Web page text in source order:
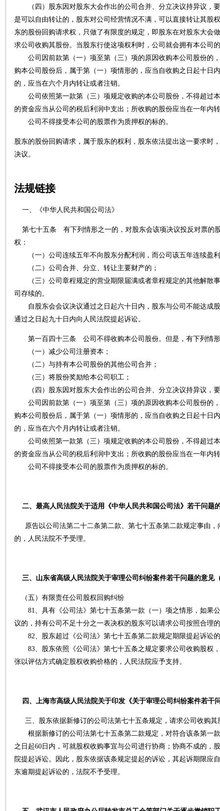
（四）股东因对股东大会作出的公司合并、分立决议持异议，
是可以自由转让的，股东对公司经营情况不满，可以直接转让其股
东的股份回购请求权，只做了有限度的规定，即股东在对股东大会
求公司收购其股份。当股东行使这项权利时，公司就会拥有本公司
公司因前款第（一）项至第（三）项的原因收购本公司股份的
购本公司股份后，属于第（一）项情形的，应当自收购之日起十日
的，应当在六个月内转让或者注销。
公司依照第一款第（三）项规定收购的本公司股份，不得超过
的资金应当从公司的税后利润中支出；所收购的股份应当在一年内
公司不得接受本公司的股票作为质押权的标的。
股东的股份回购请求，属于股东的权利，股东依法提出这一要求时
决议。
法规链接
一、《中华人民共和国公司法》
第七十五条 有下列情形之一的，对股东会该项决议投反对票的
权：
（一）公司连续五年不向股东分配利润，而公司该五年连续盈
（二）公司合并、分立、转让主要财产的；
（三）公司章程规定的营业期限届满或者章程规定的其他解散
司存续的。
自股东会会议决议通过之日起六十日内，股东与公司不能达成
通过之日起九十日内向人民法院提起诉讼。
第一百四十三条 公司不得收购本公司股份。但是，有下列情
（一）减少公司注册资本；
（二）与持有本公司股份的其他公司合并；
（三）将股份奖励给本公司职工；
（四）股东因对股东大会作出的公司合并、分立决议持异议，
公司因前款第（一）项至第（三）项的原因收购本公司股份的
购本公司股份后，属于第（一）项情形的，应当自收购之日起十日
的，应当在六个月内转让或者注销。
公司依照第一款第（三）项规定收购的本公司股份，不得超过
的资金应当从公司的税后利润中支出；所收购的股份应当在一年内
公司不得接受本公司的股票作为质押权的标的。
二、最高人民法院关于适用《中华人民共和国公司法》若干问题
原告以公司法第二十二条第二款、第七十五条第二款规定事由，
的，人民法院不予受理。
三、山东省高级人民法院关于审理公司纠纷案件若干问题的意见
（五）有限责任公司股权回购纠纷
81
、具有 《公司法》 第七十五条第一款（一）项之情形，如果
议的，持有公司不足十分之一表决权的股东可以请求公司按照合理
82 、股东超过 《公司法》 第七十五条第二款规定期限提起诉讼
83 、股东依照 《公司 法》 第七十五条之规定要求公司收购股权
张以评估方式确定股权收购价格的，人民法院应予支持。
四、上海市高级人民法院关于印发《关于审理公司纠纷案件若干
三、 股东依据新修订的公司法第七十五条规定，请求公司收购
根据新修订的公司法第七十五条第二款规定，对符合该条第一
之日起60 日内，可就股权收购事宜与公司进行协商；协商不成的，
院提起诉讼。因此，股东依据该条规定提起的诉讼，其起诉期限应
东逾期提起诉讼的，法院不予受理。